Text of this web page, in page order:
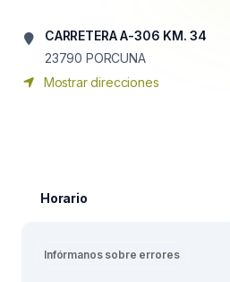
CARRETERA A-306 KM. 34
23790 PORCUNA
Mostrar direcciones
Horario
Infórmanos sobre errores